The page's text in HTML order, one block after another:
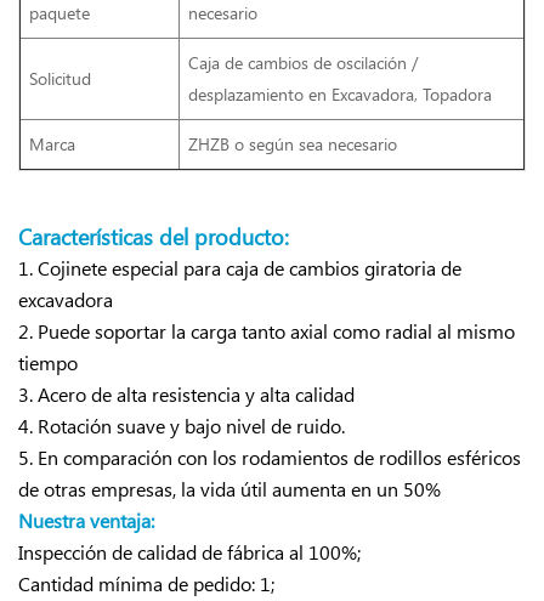
paquete
necesario
Solicitud
Caja de cambios de oscilación /
desplazamiento en Excavadora, Topadora
Marca ZHZB o según sea necesario
Características del producto:
1. Cojinete especial para caja de cambios giratoria de
excavadora
2. Puede soportar la carga tanto axial como radial al mismo
tiempo
3. Acero de alta resistencia y alta calidad
4. Rotación suave y bajo nivel de ruido.
5. En comparación con los rodamientos de rodillos esféricos
de otras empresas, la vida útil aumenta en un 50%
Nuestra ventaja:
Inspección de calidad de fábrica al 100%;
Cantidad mínima de pedido: 1;